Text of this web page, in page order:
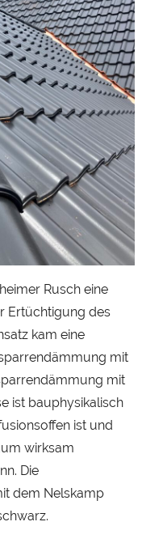
t
i
a
n
H
e
r
b
s
t
Rusch eine
Ertüchtigung des
kam eine
mit
mit
ist bauphysikalisch
ist und
wirksam
Die
dem Nelskamp